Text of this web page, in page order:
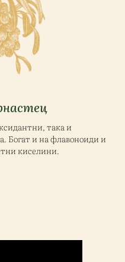
така и
Богат и на флавоноиди и
киселини.